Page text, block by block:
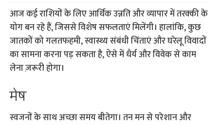
आज कई राशियों के लिए आर्थिक उन्नति और व्यापार में तरक्की के
योग बन रहे हैं, जिससे विशेष सफलताएं मिलेंगी। हालांकि, कुछ
जातकों को गलतफहमी, स्वास्थ्य संबंधी चिंताएं और घरेलू विवादों
का सामना करना पड़ सकता है, ऐसे में धैर्य और विवेक से काम
लेना ज़रूरी होगा।
मेष
स्वजनों के साथ अच्छा समय बीतेगा। तन मन से परेशान और